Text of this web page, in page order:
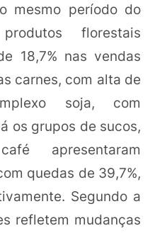
mesmo período do
florestais
18,7% nas vendas
carnes, com alta de
soja, com
os grupos de sucos,
apresentaram
quedas de 39,7%,
Segundo a
refletem mudanças